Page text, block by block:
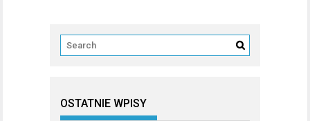
OSTATNIE WPISY